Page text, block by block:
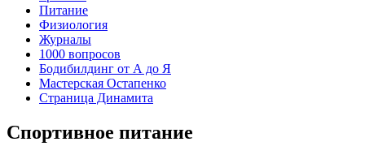
Питание
Физиология
Журналы
1000 вопросов
Бодибилдинг от А до Я
Мастерская Остапенко
Страница Динамита
Спортивное питание